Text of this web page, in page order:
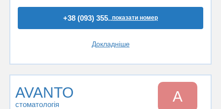
+38 (093) 355..показати номер
Докладніше
AVANTO
стоматологія A